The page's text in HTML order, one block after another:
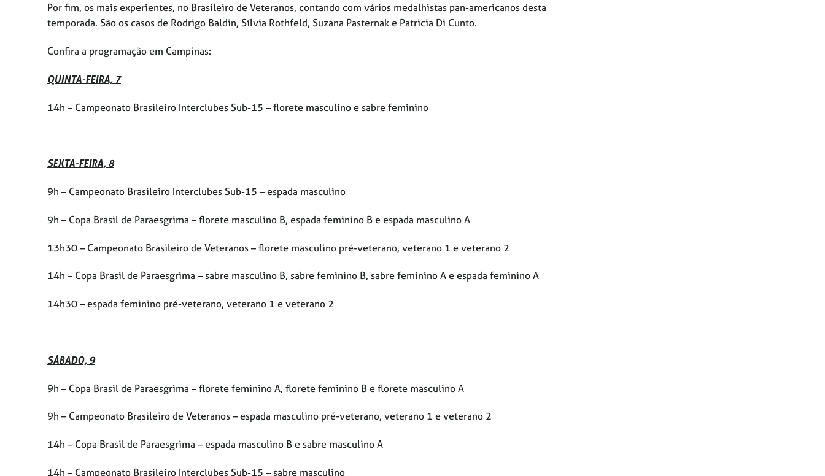
Por fim, os mais experientes, no Brasileiro de Veteranos, contando com vários medalhistas pan-americanos desta
temporada. São os casos de Rodrigo Baldin, Sílvia Rothfeld, Suzana Pasternak e Patricia Di Cunto.
Confira a programação em Campinas:
QUINTA-FEIRA, 7
14h – Campeonato Brasileiro Interclubes Sub-15 – florete masculino e sabre feminino
SEXTA-FEIRA, 8
9h – Campeonato Brasileiro Interclubes Sub-15 – espada masculino
9h – Copa Brasil de Paraesgrima – florete masculino B, espada feminino B e espada masculino A
13h30 – Campeonato Brasileiro de Veteranos – florete masculino pré-veterano, veterano 1 e veterano 2
14h – Copa Brasil de Paraesgrima – sabre masculino B, sabre feminino B, sabre feminino A e espada feminino A
14h30 – espada feminino pré-veterano, veterano 1 e veterano 2
SÁBADO, 9
9h – Copa Brasil de Paraesgrima – florete feminino A, florete feminino B e florete masculino A
9h – Campeonato Brasileiro de Veteranos – espada masculino pré-veterano, veterano 1 e veterano 2
14h – Copa Brasil de Paraesgrima – espada masculino B e sabre masculino A
14h – Campeonato Brasileiro Interclubes Sub-15 – sabre masculino